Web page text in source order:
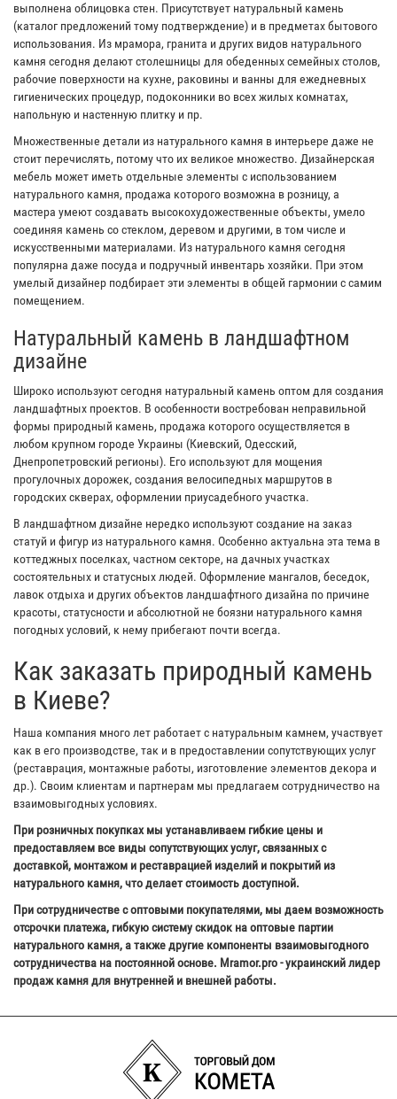
выполнена облицовка стен. Присутствует натуральный камень
(каталог предложений тому подтверждение) и в предметах бытового
использования. Из мрамора, гранита и других видов натурального
камня сегодня делают столешницы для обеденных семейных столов,
рабочие поверхности на кухне, раковины и ванны для ежедневных
гигиенических процедур, подоконники во всех жилых комнатах,
напольную и настенную плитку и пр.
Множественные детали из натурального камня в интерьере даже не
стоит перечислять, потому что их великое множество. Дизайнерская
мебель может иметь отдельные элементы с использованием
натурального камня, продажа которого возможна в розницу, а
мастера умеют создавать высокохудожественные объекты, умело
соединяя камень со стеклом, деревом и другими, в том числе и
искусственными материалами. Из натурального камня сегодня
популярна даже посуда и подручный инвентарь хозяйки. При этом
умелый дизайнер подбирает эти элементы в общей гармонии с самим
помещением.
Натуральный камень в ландшафтном
дизайне
Широко используют сегодня натуральный камень оптом для создания
ландшафтных проектов. В особенности востребован неправильной
формы природный камень, продажа которого осуществляется в
любом крупном городе Украины (Киевский, Одесский,
Днепропетровский регионы). Его используют для мощения
прогулочных дорожек, создания велосипедных маршрутов в
городских скверах, оформлении приусадебного участка.
В ландшафтном дизайне нередко используют создание на заказ
статуй и фигур из натурального камня. Особенно актуальна эта тема в
коттеджных поселках, частном секторе, на дачных участках
состоятельных и статусных людей. Оформление мангалов, беседок,
лавок отдыха и других объектов ландшафтного дизайна по причине
красоты, статусности и абсолютной не боязни натурального камня
погодных условий, к нему прибегают почти всегда.
Как заказать природный камень
в Киеве?
Наша компания много лет работает с натуральным камнем, участвует
как в его производстве, так и в предоставлении сопутствующих услуг
(реставрация, монтажные работы, изготовление элементов декора и
др.). Своим клиентам и партнерам мы предлагаем сотрудничество на
взаимовыгодных условиях.
При розничных покупках мы устанавливаем гибкие цены и
предоставляем все виды сопутствующих услуг, связанных с
доставкой, монтажом и реставрацией изделий и покрытий из
натурального камня, что делает стоимость доступной.
При сотрудничестве с оптовыми покупателями, мы даем возможность
отсрочки платежа, гибкую систему скидок на оптовые партии
натурального камня, а также другие компоненты взаимовыгодного
сотрудничества на постоянной основе. Mramor.pro - украинский лидер
продаж камня для внутренней и внешней работы.